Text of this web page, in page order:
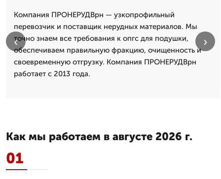
Компания ПРОНЕРУДВрн — узкопрофильный
перевозчик и поставщик нерудных материалов. Мы
точно знаем все требования к опгс для подушки,
обеспечиваем правильную фракцию, очищенность и
своевременную отгрузку. Компания ПРОНЕРУДВрн
работает с 2013 года.
‹ ›
Как мы работаем в августе 2026 г.
01